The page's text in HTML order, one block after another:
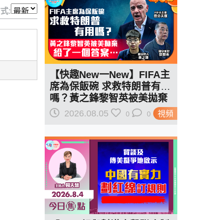
:
視頻
【快趣New一New】FIFA主
席為保飯碗 求救特朗普有用
嗎？黃之鋒黎智英被美拋棄
給了一個答案…
2026.08.05 0 0